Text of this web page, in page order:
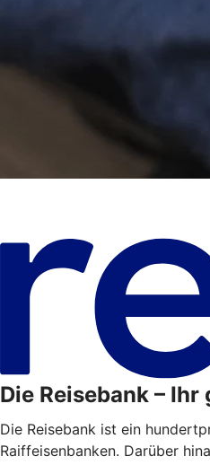
Die Reisebank –
Die Reisebank ist ein
Raiffeisenbanken. Darüber